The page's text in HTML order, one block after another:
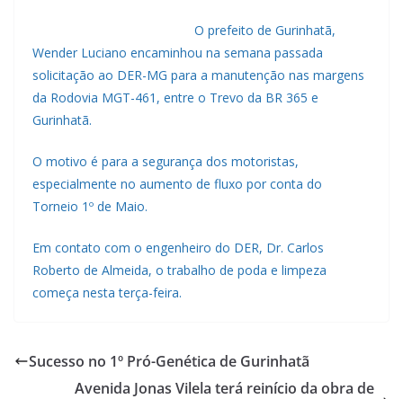
O prefeito de Gurinhatã,
Wender Luciano encaminhou na semana passada
solicitação ao DER-MG para a manutenção nas margens
da Rodovia MGT-461, entre o Trevo da BR 365 e
Gurinhatã.
O motivo é para a segurança dos motoristas,
especialmente no aumento de fluxo por conta do
Torneio 1º de Maio.
Em contato com o engenheiro do DER, Dr. Carlos
Roberto de Almeida, o trabalho de poda e limpeza
começa nesta terça-feira.
Sucesso no 1º Pró-Genética de Gurinhatã
Avenida Jonas Vilela terá reinício da obra de